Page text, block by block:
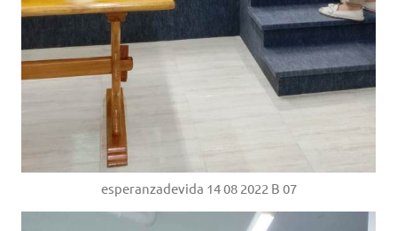
esperanzadevida 14 08 2022 B 07